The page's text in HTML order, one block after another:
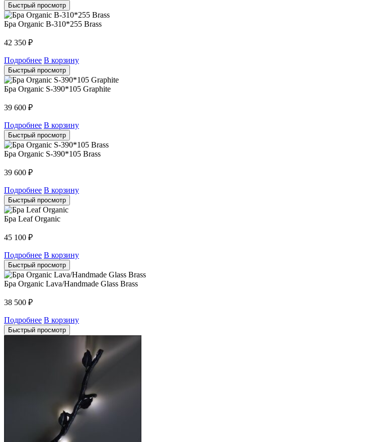
Быстрый просмотр
Бра Organic B-310*255 Brass
42 350 ₽
Подробнее В корзину
Быстрый просмотр
Бра Organic S-390*105 Graphite
39 600 ₽
Подробнее В корзину
Быстрый просмотр
Бра Organic S-390*105 Brass
39 600 ₽
Подробнее В корзину
Быстрый просмотр
Бра Leaf Organic
45 100 ₽
Подробнее В корзину
Быстрый просмотр
Бра Organic Lava/Handmade Glass Brass
38 500 ₽
Подробнее В корзину
Быстрый просмотр